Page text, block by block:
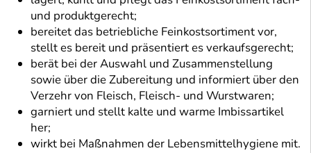
und produktgerecht;
bereitet das betriebliche Feinkostsortiment vor,
stellt es bereit und präsentiert es verkaufsgerecht;
berät bei der Auswahl und Zusammenstellung
sowie über die Zubereitung und informiert über den
Verzehr von Fleisch, Fleisch- und Wurstwaren;
garniert und stellt kalte und warme Imbissartikel
her;
wirkt bei Maßnahmen der Lebensmittelhygiene mit.